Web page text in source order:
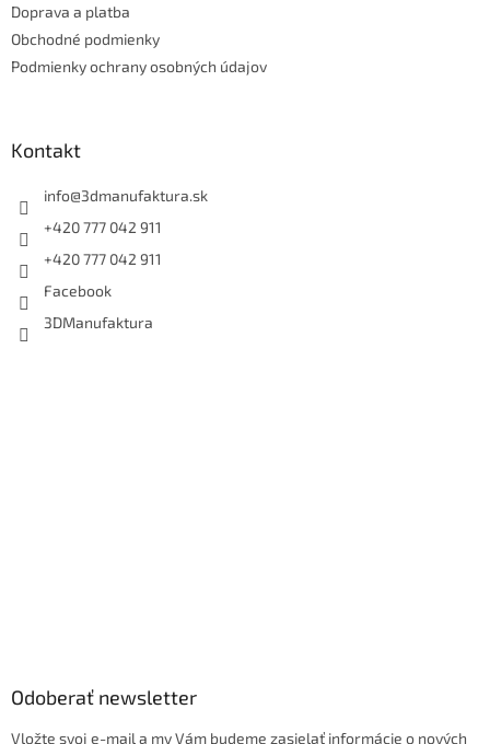
Doprava a platba
Obchodné podmienky
Podmienky ochrany osobných údajov
Kontakt
info@3dmanufaktura.sk
+420 777 042 911
+420 777 042 911
Facebook
3DManufaktura
Odoberať newsletter
Vložte svoj e-mail a my Vám budeme zasielať informácie o nových